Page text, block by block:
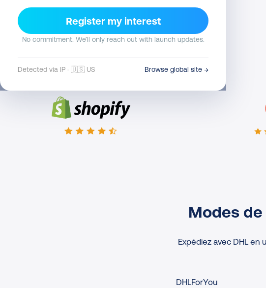
Connectez Odoo avec DHL
Rejoindre le Programme Agence
Modes
Expédiez avec DHL
DHLForYou
Register my interest
No commitment. We’ll only reach out with launch updates.
Detected via IP · 🇺🇸 US Browse global site →